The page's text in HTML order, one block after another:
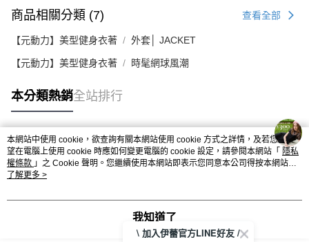
商品相關分類 (7) 查看全部
【元動力】美型健身衣著 外套│ JACKET
【元動力】美型健身衣著 時髦網球風潮
本分類熱銷全站排行
熱門標籤
本網站中使用 cookie，欲查詢有關本網站使用 cookie 方式之詳情，及若您不希
望在電腦上使用 cookie 時應如何變更電腦的 cookie 設定，請參閱本網站「 隱私
權條款 」之 Cookie 聲明。您繼續使用本網站即表示您同意本公司得按本網站使
用條款之 Cookie 聲明使用 cookie。
了解更多 >
我知道了
\ 加入伊蕾官方LINE好友 /